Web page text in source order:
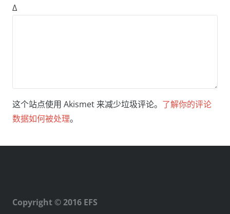
Δ
这个站点使用 Akismet 来减少垃圾评论。 了解你的评论
数据如何被处理。
Copyright © 2016 EFS